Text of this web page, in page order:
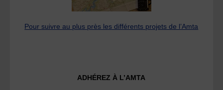
Pour suivre au plus près les différents projets de l’Amta
ADHÉREZ À L’AMTA